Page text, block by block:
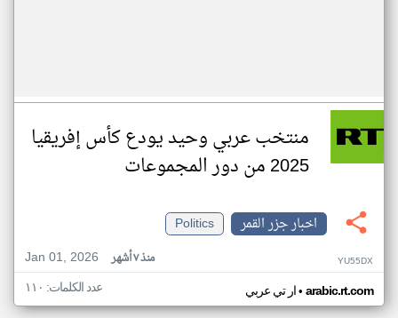
منتخب عربي وحيد يودع كأس إفريقيا
2025 من دور المجموعات
اخبار جزر القمر
Politics
Jan 01, 2026
منذ ٧ أشهر YU55DX
ار تي عربي• arabic.rt.com عدد الكلمات: ١١٠